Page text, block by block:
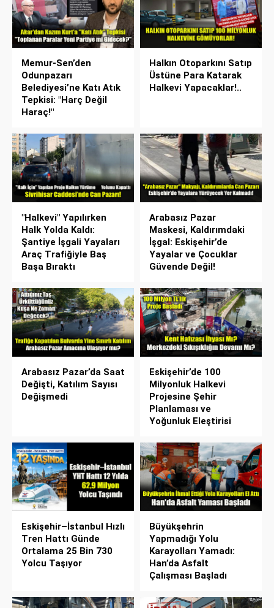
Memur-Sen’den
Odunpazarı
Belediyesi’ne Katı Atık
Tepkisi: "Harç Değil
Haraç!"
Halkın Otoparkını Satıp
Üstüne Para Katarak
Halkevi Yapacaklar!..
"Halkevi" Yapılırken
Halk Yolda Kaldı:
Şantiye İşgali Yayaları
Araç Trafiğiyle Baş
Başa Bıraktı
Arabasız Pazar
Maskesi, Kaldırımdaki
İşgal: Eskişehir’de
Yayalar ve Çocuklar
Güvende Değil!
Arabasız Pazar’da Saat
Değişti, Katılım Sayısı
Değişmedi
Eskişehir’de 100
Milyonluk Halkevi
Projesine Şehir
Planlaması ve
Yoğunluk Eleştirisi
Eskişehir–İstanbul Hızlı
Tren Hattı Günde
Ortalama 25 Bin 730
Yolcu Taşıyor
Büyükşehrin
Yapmadığı Yolu
Karayolları Yamadı:
Han’da Asfalt
Çalışması Başladı